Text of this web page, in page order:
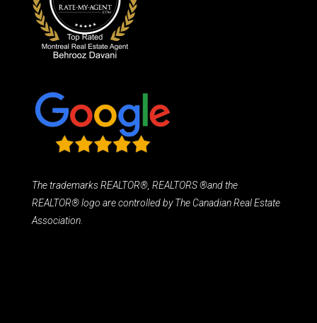
The trademarks REALTOR®, REALTORS ®and the
REALTOR® logo are controlled by The Canadian Real Estate
Association.